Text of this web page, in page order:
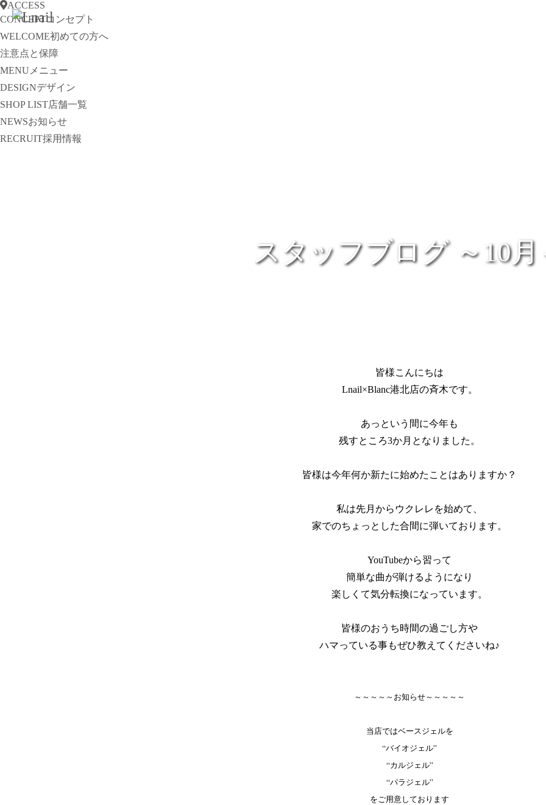
ACCESS
CONCEPTコンセプト
WELCOME初めての方へ
注意点と保障
MENU メニュー
DESIGNデザイン
SHOP LIST店舗一覧
NEWSお知らせ
RECRUIT採用情報
スタッフブログ ～10月
皆様こんにちは
Lnail×Blanc港北店の斉木です。
あっという間に今年も
残すところ3か月となりました。
皆様は今年何か新たに始めたことはありますか？
私は先月からウクレレを始めて、
家でのちょっとした合間に弾いております。
YouTubeから習って
簡単な曲が弾けるようになり
楽しくて気分転換になっています。
皆様のおうち時間の過ごし方や
ハマっている事もぜひ教えてくださいね♪
～～～～～お知らせ～～～～～
当店ではベースジェルを
“バイオジェル”
“カルジェル”
“パラジェル”
をご用意しております